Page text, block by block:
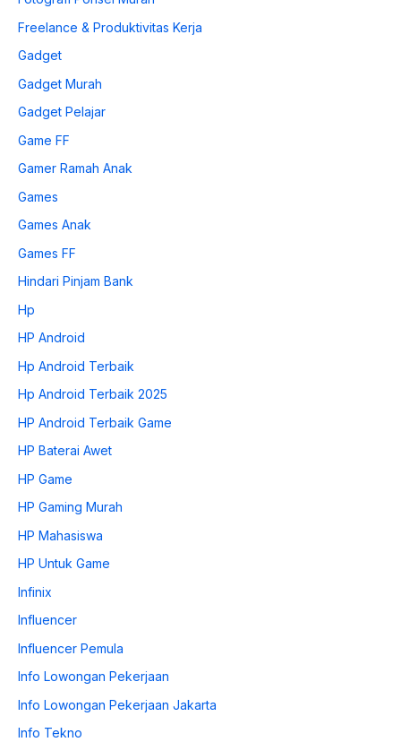
Freelance & Produktivitas Kerja
Gadget
Gadget Murah
Gadget Pelajar
Game FF
Gamer Ramah Anak
Games
Games Anak
Games FF
Hindari Pinjam Bank
Hp
HP Android
Hp Android Terbaik
Hp Android Terbaik 2025
HP Android Terbaik Game
HP Baterai Awet
HP Game
HP Gaming Murah
HP Mahasiswa
HP Untuk Game
Infinix
Influencer
Influencer Pemula
Info Lowongan Pekerjaan
Info Lowongan Pekerjaan Jakarta
Info Tekno